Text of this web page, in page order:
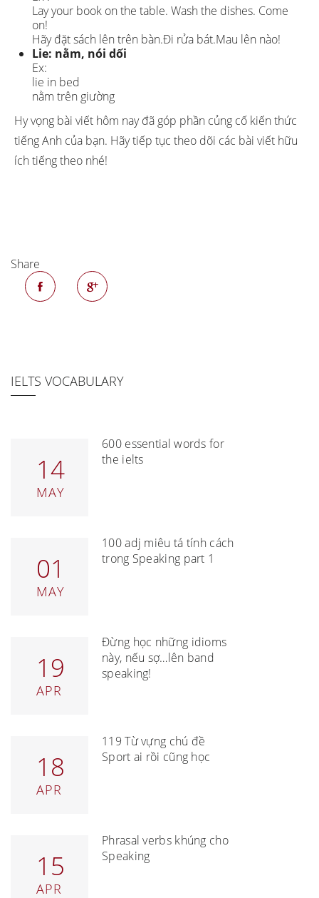
Lay your book on the table. Wash the dishes. Come
on!
Hãy đặt sách lên trên bàn.Đi rửa bát.Mau lên nào!
Lie: nằm, nói dối
Ex:
lie in bed
nằm trên giường
Hy vọng bài viết hôm nay đã góp phần củng cố kiến thức
tiếng Anh của bạn. Hãy tiếp tục theo dõi các bài viết hữu
ích tiếng theo nhé!
Share
IELTS VOCABULARY
14
MAY
600 essential words for
the ielts
01
MAY
100 adj miêu tả tính cách
trong Speaking part 1
19
APR
Đừng học những idioms
này, nếu sợ…lên band
speaking!
18
APR
119 Từ vựng chủ đề
Sport ai rồi cũng học
15
APR
Phrasal verbs khủng cho
Speaking